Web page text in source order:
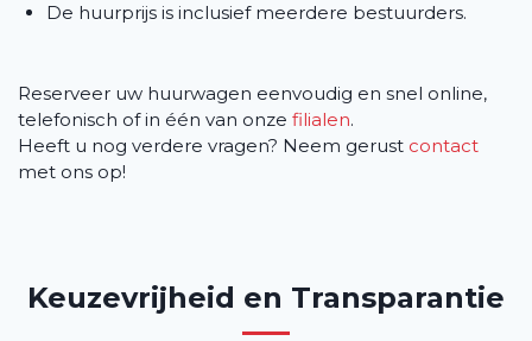
De huurprijs is inclusief meerdere bestuurders.
Reserveer uw huurwagen eenvoudig en snel online,
telefonisch of in één van onze filialen.
Heeft u nog verdere vragen? Neem gerust contact
met ons op!
Keuzevrijheid en Transparantie